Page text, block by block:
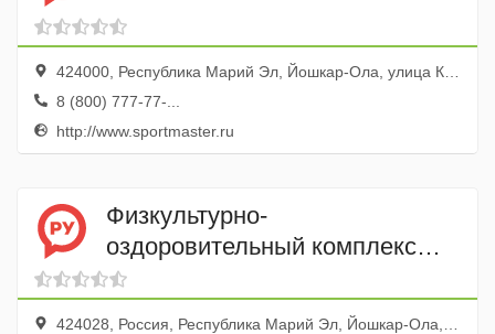
424000, Республика Марий Эл, Йошкар-Ола, улица Карла Маркса, 99
8 (800) 777-77-...
http://www.sportmaster.ru
Физкультурно-
оздоровительный комплекс
Политехник
424028, Россия, Республика Марий Эл, Йошкар-Ола, улица Карла Маркса, 109В